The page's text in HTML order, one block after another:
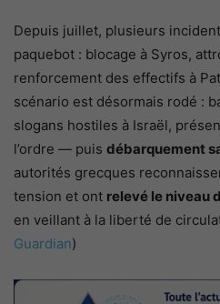
Depuis juillet, plusieurs
paquebot : blocage à Syros,
renforcement des effectifs à
scénario est désormais rodé :
slogans hostiles à Israël,
l’ordre — puis débarquement
autorités grecques
tension et ont relevé le niveau
en veillant à la liberté de
Guardian)